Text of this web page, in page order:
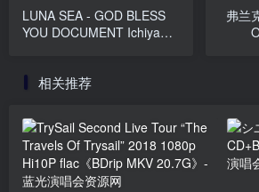
LUNA SEA - GOD BLESS
YOU DOCUMENT Ichiya
nen wo Koete [2011.10.19]
弗兰
相关推荐